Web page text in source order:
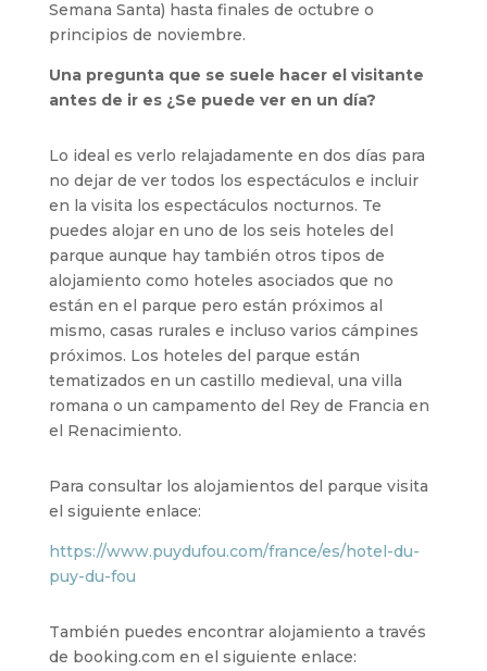
Semana Santa) hasta finales de octubre o
principios de noviembre.
Una pregunta que se suele hacer el visitante
antes de ir es ¿Se puede ver en un día?
Lo ideal es verlo relajadamente en dos días para
no dejar de ver todos los espectáculos e incluir
en la visita los espectáculos nocturnos. Te
puedes alojar en uno de los seis hoteles del
parque aunque hay también otros tipos de
alojamiento como hoteles asociados que no
están en el parque pero están próximos al
mismo, casas rurales e incluso varios cámpines
próximos. Los hoteles del parque están
tematizados en un castillo medieval, una villa
romana o un campamento del Rey de Francia en
el Renacimiento.
Para consultar los alojamientos del parque visita
el siguiente enlace:
https://www.puydufou.com/france/es/hotel-du-
puy-du-fou
También puedes encontrar alojamiento a través
de booking.com en el siguiente enlace: